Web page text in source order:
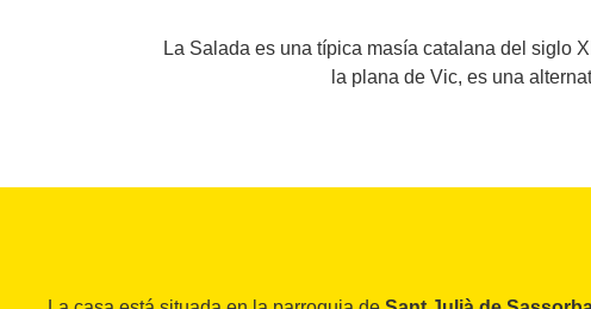
La Salada es una típica masía catalana del siglo
la plana de Vic, es una